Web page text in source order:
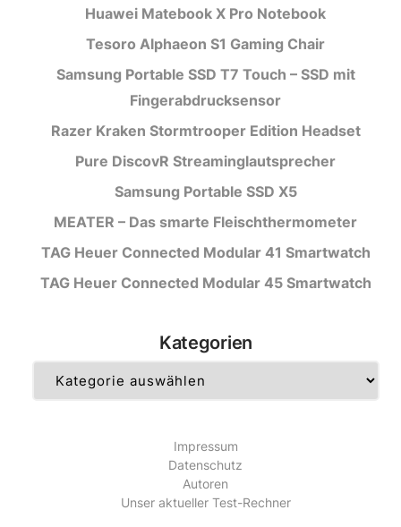
Huawei Matebook X Pro Notebook
Tesoro Alphaeon S1 Gaming Chair
Samsung Portable SSD T7 Touch – SSD mit
Fingerabdrucksensor
Razer Kraken Stormtrooper Edition Headset
Pure DiscovR Streaminglautsprecher
Samsung Portable SSD X5
MEATER – Das smarte Fleischthermometer
TAG Heuer Connected Modular 41 Smartwatch
TAG Heuer Connected Modular 45 Smartwatch
Kategorien
Impressum
Datenschutz
Autoren
Unser aktueller Test-Rechner